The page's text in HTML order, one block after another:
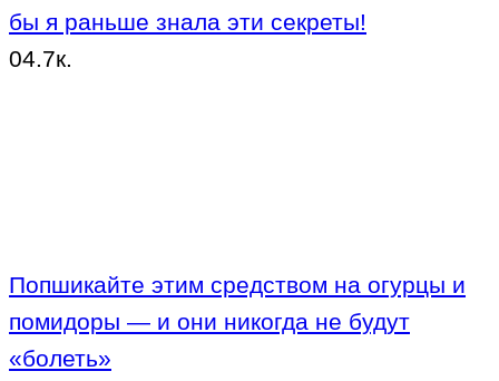
бы я раньше знала эти секреты!
04.7к.
Попшикайте этим средством на огурцы и
помидоры — и они никогда не будут
«болеть»